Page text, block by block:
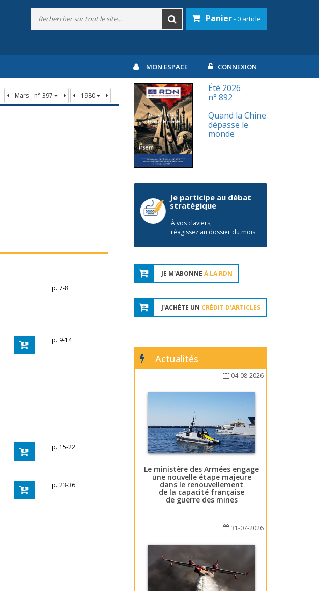
Panier- 0 article
MON ESPACE CONNEXION
Mars - n° 397 1980
p. 7-8
p. 9-14
p. 15-22
p. 23-36
Été 2026
n° 892
Quand la Chine
dépasse le
monde
Je participe au débat
stratégique
À vos claviers,
réagissez au dossier du mois
JE M'ABONNE À LA RDN
J'ACHÈTE UN CRÉDIT D'ARTICLES
Actualités
04-08-2026
Le ministère des Armées engage
une nouvelle étape majeure
dans le renouvellement
de la capacité française
de guerre des mines
31-07-2026